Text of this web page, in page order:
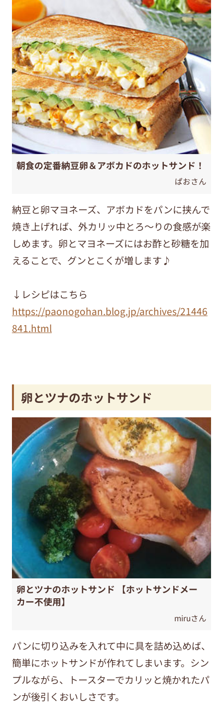
朝食の定番納豆卵＆アボカドのホットサンド！
ぱおさん
納豆と卵マヨネーズ、アボカドをパンに挟んで
焼き上げれば、外カリッ中とろ～りの食感が楽
しめます。卵とマヨネーズにはお酢と砂糖を加
えることで、グンとこくが増します♪
↓レシピはこちら
https://paonogohan.blog.jp/archives/21446
841.html
卵とツナのホットサンド
卵とツナのホットサンド 【ホットサンドメー
カー不使用】
miruさん
パンに切り込みを入れて中に具を詰め込めば、
簡単にホットサンドが作れてしまいます。シン
プルながら、トースターでカリッと焼かれたパ
ンが後引くおいしさです。